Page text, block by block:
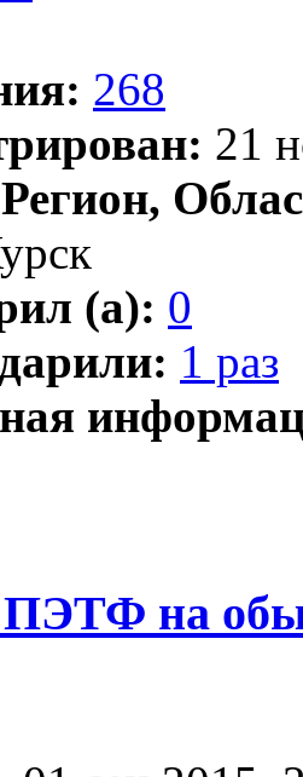
268
21
(а): 0
1 раз
ПЭТФ на